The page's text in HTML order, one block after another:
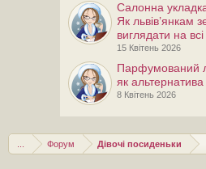
Салонна
Як львів’янкам
виглядати на
15 Квітень 2026
Парфумований
як
8 Квітень 2026
Форум Дівочі посиденьки